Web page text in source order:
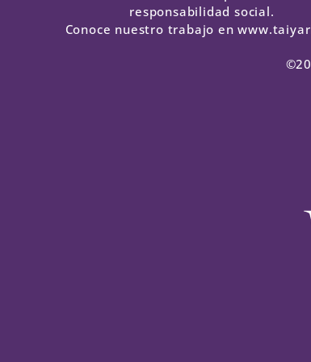
responsabilidad social.
Conoce nuestro trabajo en